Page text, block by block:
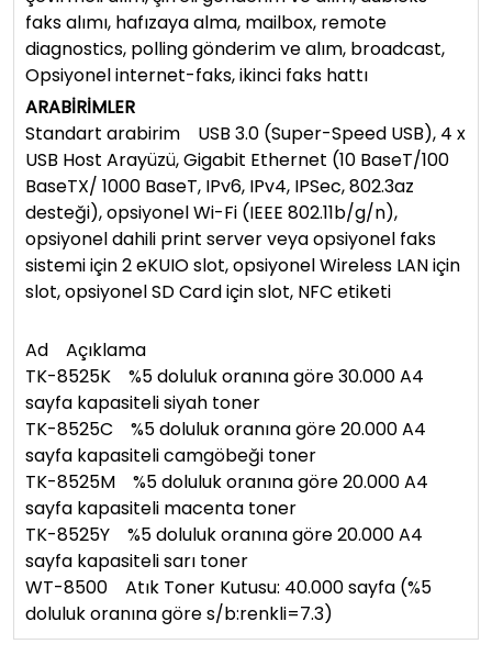
faks alımı, hafızaya alma, mailbox, remote
diagnostics, polling gönderim ve alım, broadcast,
Opsiyonel internet-faks, ikinci faks hattı
ARABİRİMLER
Standart arabirim USB 3.0 (Super-Speed USB), 4 x
USB Host Arayüzü, Gigabit Ethernet (10 BaseT/100
BaseTX/ 1000 BaseT, IPv6, IPv4, IPSec, 802.3az
desteği), opsiyonel Wi-Fi (IEEE 802.11b/g/n),
opsiyonel dahili print server veya opsiyonel faks
sistemi için 2 eKUIO slot, opsiyonel Wireless LAN için
slot, opsiyonel SD Card için slot, NFC etiketi
Ad Açıklama
TK-8525K %5 doluluk oranına göre 30.000 A4
sayfa kapasiteli siyah toner
TK-8525C %5 doluluk oranına göre 20.000 A4
sayfa kapasiteli camgöbeği toner
TK-8525M %5 doluluk oranına göre 20.000 A4
sayfa kapasiteli macenta toner
TK-8525Y %5 doluluk oranına göre 20.000 A4
sayfa kapasiteli sarı toner
WT-8500 Atık Toner Kutusu: 40.000 sayfa (%5
doluluk oranına göre s/b:renkli=7.3)